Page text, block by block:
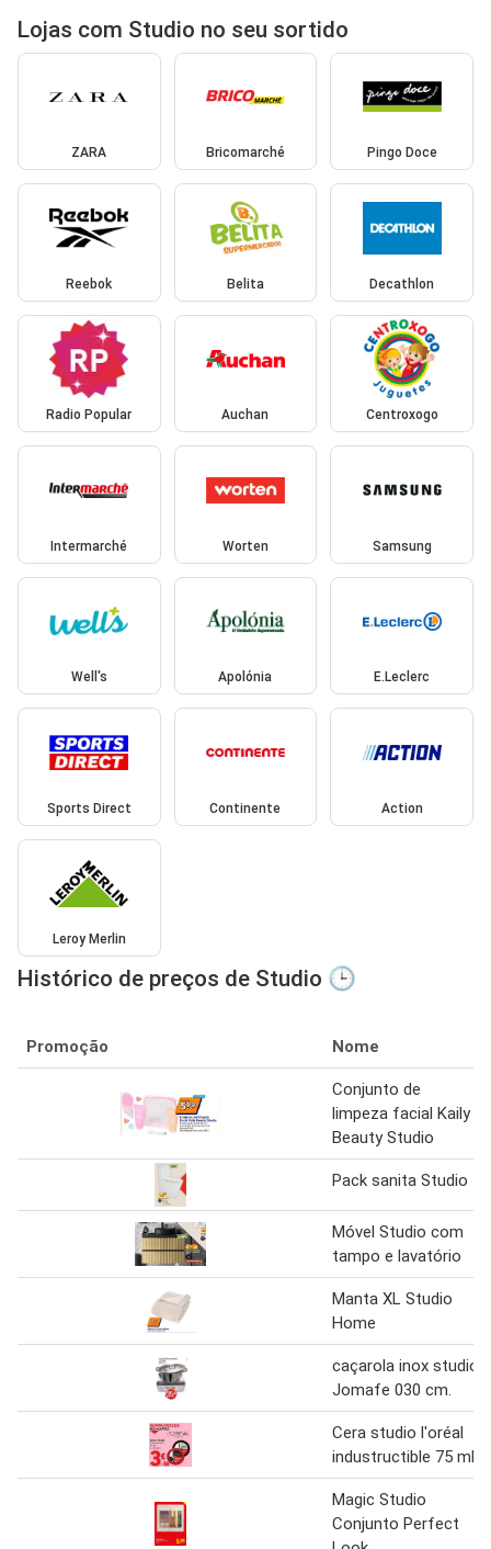
Lojas com Studio no seu sortido
ZARA Bricomarché Pingo Doce
Reebok Belita Decathlon
Radio Popular Auchan Centroxogo
Intermarché Worten Samsung
Well's Apolónia E.Leclerc
Sports Direct Continente Action
Leroy Merlin
Histórico de preços de Studio 🕒
Promoção Nome
Conjunto de
limpeza facial Kaily
Beauty Studio
Pack sanita Studio
Móvel Studio com
tampo e lavatório
Manta XL Studio
Home
caçarola inox studio
Jomafe 030 cm.
Cera studio l'oréal
industructible 75 ml
Magic Studio
Conjunto Perfect